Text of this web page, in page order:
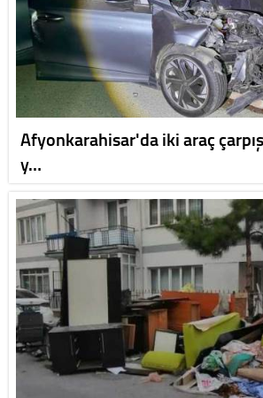
Afyonkarahisar'da iki araç
y…